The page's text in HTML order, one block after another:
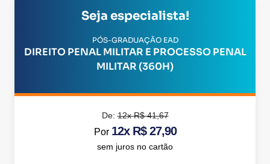
Seja especialista!
PÓS-GRADUAÇÃO EAD
DIREITO PENAL MILITAR E PROCESSO PENAL
MILITAR (360H)
De:12x R$ 41,67
Por 12x R$ 27,90
sem juros no cartão